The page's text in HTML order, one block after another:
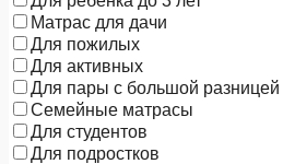
Матрас для дачи
Для пожилых
Для активных
Для пары с большой разницей
Семейные матрасы
Для студентов
Для подростков